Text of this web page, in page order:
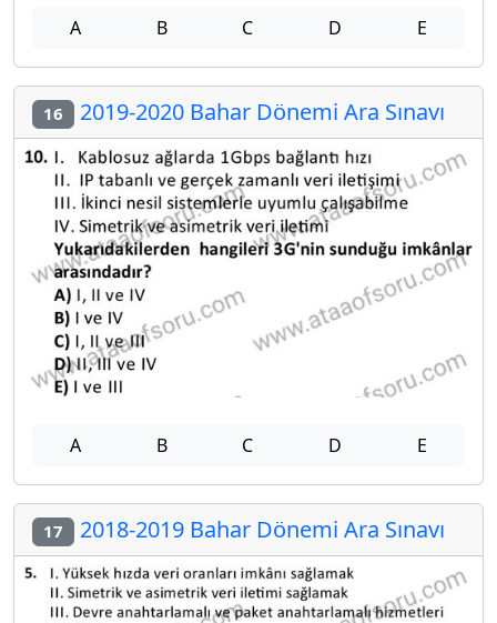
A B C D E
16 2019-2020 Bahar Dönemi Ara Sınavı
A B C D E
17 2018-2019 Bahar Dönemi Ara Sınavı